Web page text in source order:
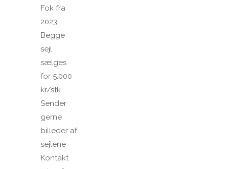
Fok fra
2023
Begge
sejl
sælges
for 5.000
kr/stk
Sender
gerne
billeder af
sejlene
Kontakt